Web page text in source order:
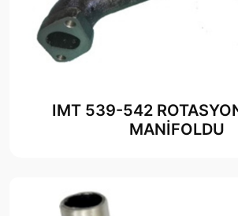
IMT 539-542
MANİFOLDU